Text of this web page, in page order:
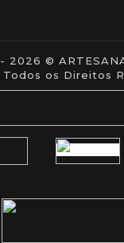
2026 ©
Todos os Direitos